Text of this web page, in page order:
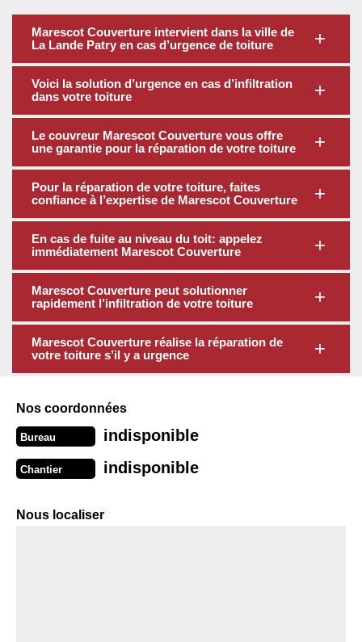
Marescot Couverture intervient dans la ville de
La Lande Patry en cas d’urgence de toiture
Voici la solution d’urgence en cas d’infiltration
dans votre toiture
Le couvreur Marescot Couverture vous offre
une garantie pour la réparation de votre toiture
Pour la réparation de votre toiture, faites
confiance à l’expertise de Marescot Couverture
En cas de fuite au niveau du toit: appelez
immédiatement Marescot Couverture
Marescot Couverture peut solutionner
rapidement l’infiltration de votre toiture
Marescot Couverture réalise la réparation de
votre toiture s’il y a urgence
Nos coordonnées
Bureau indisponible
Chantier indisponible
Nous localiser